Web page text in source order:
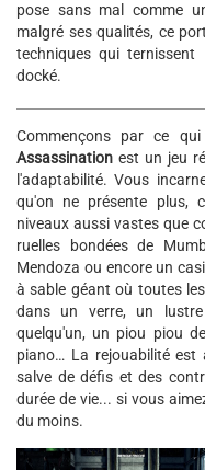
pose sans mal comme
malgré ses qualités, ce
techniques qui ternissent
docké.
Commençons par ce
Assassination est un jeu
l'adaptabilité. Vous
qu'on ne présente plus,
niveaux aussi vastes que
ruelles bondées de
Mendoza ou encore un
à sable géant où toutes
dans un verre, un
quelqu'un, un piou piou
piano… La rejouabilité
salve de défis et des
durée de vie... si vous
du moins.